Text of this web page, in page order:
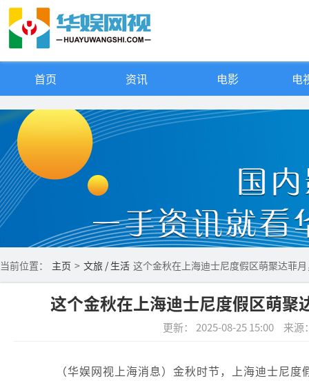
首页 资讯 电影 电
当前位置： 主页 > 文旅 / 生活 这个金秋在上海迪士尼度假区萌聚达菲
这个金秋在上海迪士尼度假区萌聚
更新： 2025-08-25 15:00 来源
（华娱网视上海消息）金秋时节，上海迪士尼